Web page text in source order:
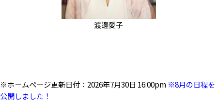
渡邊愛子
※ホームページ更新日付：2026年7月30日 16:00pm ※8月の日程を
公開しました！